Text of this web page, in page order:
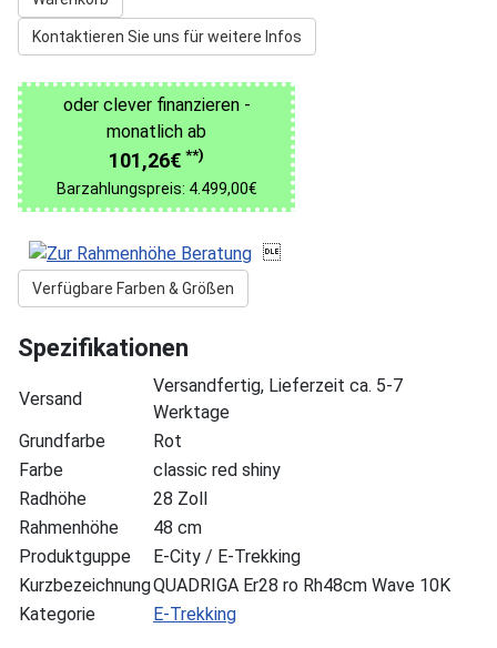
Kontaktieren Sie uns für weitere Infos
oder clever finanzieren -
monatlich ab
101,26€ **)
Barzahlungspreis: 4.499,00€

Verfügbare Farben & Größen
Spezifikationen
Versand
Versandfertig, Lieferzeit ca. 5-7
Werktage
Grundfarbe
Rot
Farbe
classic red shiny
Radhöhe
28 Zoll
Rahmenhöhe
48 cm
Produktguppe
E-City / E-Trekking
KurzbezeichnungQUADRIGA Er28 ro Rh48cm Wave 10K
Kategorie
E-Trekking